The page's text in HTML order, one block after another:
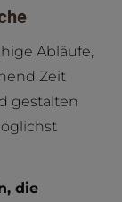
Abläufe,
Zeit
gestalten
die